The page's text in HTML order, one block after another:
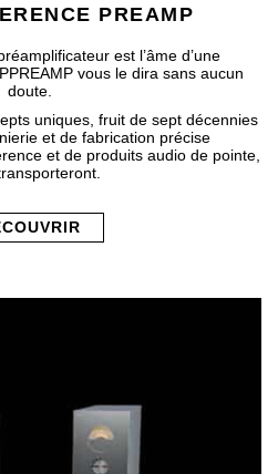
PREAMP
est l’âme d’une
vous le dira sans aucun
doute.
uniques, fruit de sept décennies
et de fabrication précise
et de produits audio de pointe,